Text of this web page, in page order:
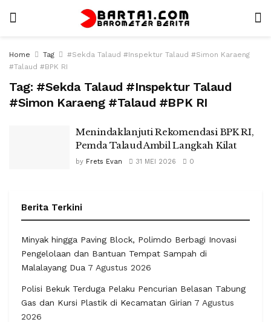
Home Tag
#Sekda Talaud #Inspektur Talaud #Simon Karaeng
#Talaud #BPK RI
Tag: #Sekda Talaud #Inspektur Talaud
#Simon Karaeng #Talaud #BPK RI
Menindaklanjuti Rekomendasi BPK RI,
Pemda Talaud Ambil Langkah Kilat
by Frets Evan 31 MEI 2026 0
Berita Terkini
Minyak hingga Paving Block, Polimdo Berbagi Inovasi
Pengelolaan dan Bantuan Tempat Sampah di
Malalayang Dua 7 Agustus 2026
Polisi Bekuk Terduga Pelaku Pencurian Belasan Tabung
Gas dan Kursi Plastik di Kecamatan Girian 7 Agustus
2026